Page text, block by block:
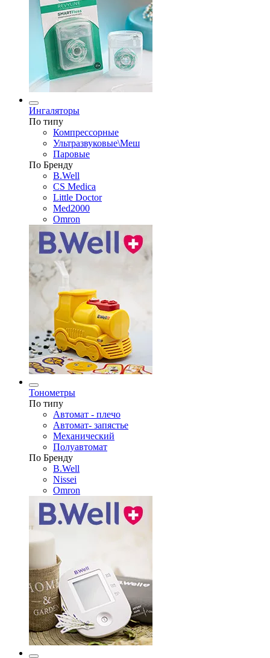
Ингаляторы
По типу
Компрессорные
Ультразвуковые\Меш
Паровые
По Бренду
B.Well
CS Medica
Little Doctor
Med2000
Omron
Тонометры
По типу
Автомат - плечо
Автомат- запястье
Механический
Полуавтомат
По Бренду
B.Well
Nissei
Omron